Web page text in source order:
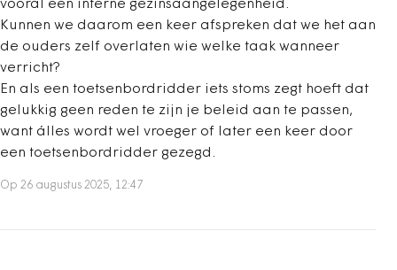
vooral een interne gezinsaangelegenheid.
Kunnen we daarom een keer afspreken dat we het aan
de ouders zelf overlaten wie welke taak wanneer
verricht?
En als een toetsenbordridder iets stoms zegt hoeft dat
gelukkig geen reden te zijn je beleid aan te passen,
want álles wordt wel vroeger of later een keer door
een toetsenbordridder gezegd.
Op 26 augustus 2025, 12:47